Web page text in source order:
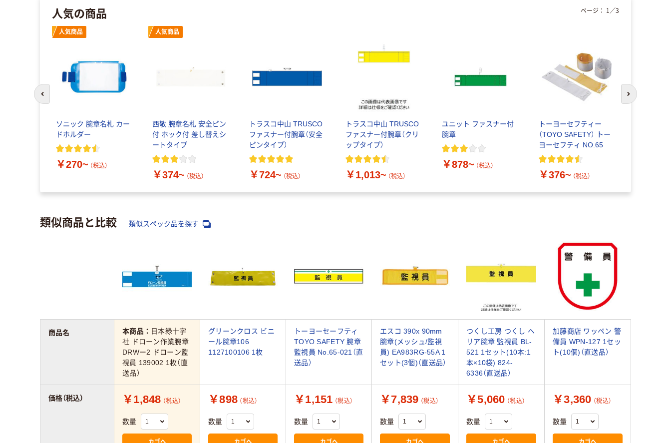
人気の商品
人気商品
ソニック 腕章名札 カー
ドホルダー
￥270~ （税込）
人気商品
西敬 腕章名札 安全ピン
付 ホック付 差し替えシ
ートタイプ
￥374~ （税込）
トラスコ中山 TRUSCO
ファスナー付腕章（安全
ピンタイプ）
￥724~ （税込）
トラスコ中山 TRUSCO
ファスナー付腕章（クリ
ップタイプ）
￥1,013~ （税込）
ユニット ファスナー付
腕章
￥878~ （税込）
トーヨーセフティー
（TOYO SAFETY） トー
ヨーセフティ NO.65
￥376~ （税込）
ページ： 1 ／3
次のスライド
類似商品と比較 類似スペック品を探す
商品名 本商品： 日本緑十字
社 ドローン作業腕章
DRWー2 ドローン監
視員 139002 1枚（直
送品）
グリーンクロス ビニ
ール腕章106
1127100106 1枚
トーヨーセーフティ
TOYO SAFETY 腕章
監視員 No.65-021（直
送品）
エスコ 390x 90mm
腕章(メッシュ/監視
員) EA983RG-55A 1
セット(3個)（直送品）
つくし工房 つくし ヘ
リア腕章 監視員 BL-
521 1セット(10本:1
本×10袋) 824-
6336（直送品）
加藤商店 ワッペン 警
備員 WPN-127 1セッ
ト(10個)（直送品）
価格（税込） ￥1,848 （税込）
数量
￥898 （税込）
数量
￥1,151 （税込）
数量
￥7,839 （税込）
数量
￥5,060 （税込）
数量
￥3,360 （税込）
数量